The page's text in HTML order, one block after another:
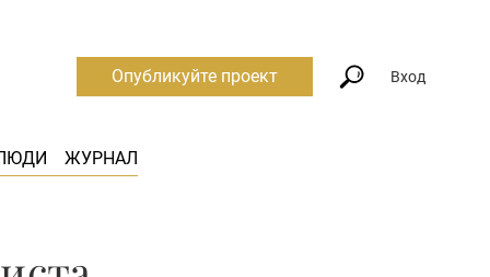
ЖУРНАЛ
Опубликуйте проект Вход